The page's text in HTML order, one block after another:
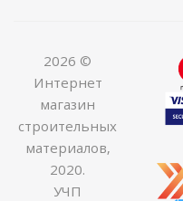
2026 ©
Интернет
магазин
строительных
материалов,
2020.
УЧП